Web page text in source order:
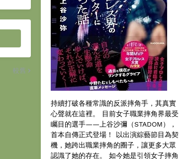
較舊
持續打破各種常識的反派摔角手，其真實
心聲就在這裡。 目前女子職業摔角界最受
矚目的選手——上谷沙彌（STADOM），
首本自傳正式登場！ 以出演綜藝節目為契
機，她跨出職業摔角的圈子，讓更多大眾
認識了她的存在。 如今她是引領女子摔角